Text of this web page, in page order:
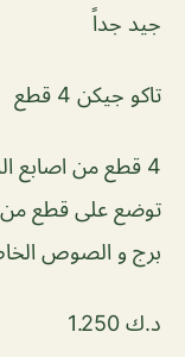
جيد جداً
تاكو جيكن 4 قطع
4 قطع من اصابع
توضع على قطع من
برج و الصوص
د.ك 1.250